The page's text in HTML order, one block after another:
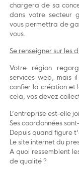
chargera de sa
dans votre secteur
vous permettra de
vous.
Se renseigner sur les
Votre région
services web, mais
confier la création et
cela, vos devez
L’entreprise est-elle
Ses coordonnées
Depuis quand figure
Le site internet du
A quoi ressemblent
de qualité ?